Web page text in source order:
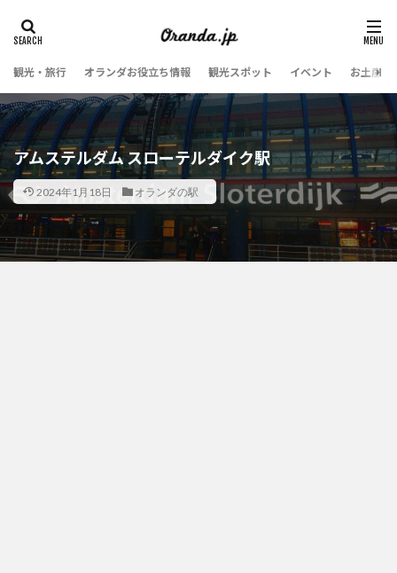
観光・旅行 オランダお役立ち情報 観光スポット イベント お土産・
アムステルダム スローテルダイク駅
2024年1月18日 オランダの駅